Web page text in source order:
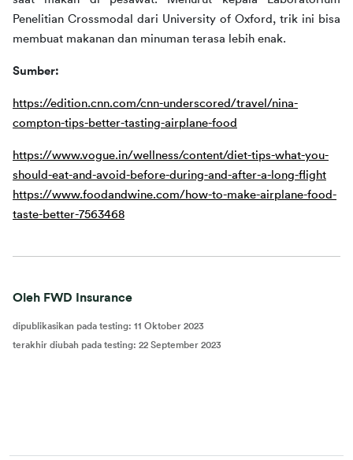
Penelitian Crossmodal dari University of Oxford, trik ini bisa
membuat makanan dan minuman terasa lebih enak.
Sumber:
https://edition.cnn.com/cnn-underscored/travel/nina-
compton-tips-better-tasting-airplane-food
https://www.vogue.in/wellness/content/diet-tips-what-you-
should-eat-and-avoid-before-during-and-after-a-long-flight
https://www.foodandwine.com/how-to-make-airplane-food-
taste-better-7563468
Oleh FWD Insurance
dipublikasikan pada testing: 11 Oktober 2023
terakhir diubah pada testing: 22 September 2023